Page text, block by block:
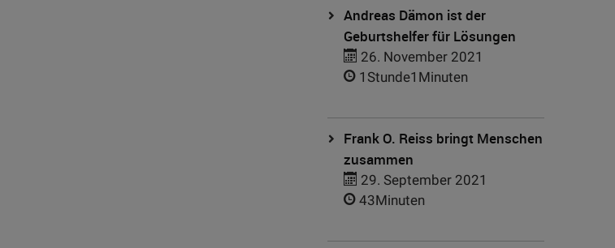
Andreas Dämon ist der
Geburtshelfer für Lösungen
26. November 2021
1Stunde1Minuten
Frank O. Reiss bringt Menschen
zusammen
29. September 2021
43Minuten